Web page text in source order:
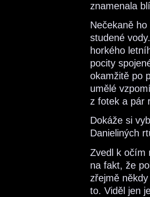
znamenala
Nečekaně
studené
horkého
pocity
okamžitě po
umělé
z fotek a pár
Dokáže si
Danieliných
Zvedl k očím
na fakt, že
zřejmě
to. Viděl jen